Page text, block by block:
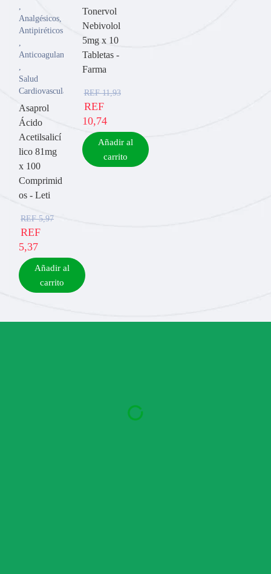
,
Analgésicos,
Antipiréticos
,
Anticoagulantes
,
Salud
Cardiovascular
Asaprol
Ácido
Acetilsalicí
lico 81mg
x 100
Comprimid
os - Leti
REF5,97
REF
5,37
Añadir al
carrito
Tonervol
Nebivolol
5mg x 10
Tabletas -
Farma
REF11,93
REF
10,74
Añadir al
carrito